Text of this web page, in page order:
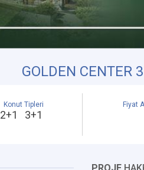
GOLDEN CENTER 3
Konut Tipleri
2+1 3+1
Fiyat